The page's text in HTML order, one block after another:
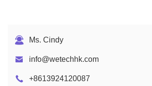
Ms. Cindy
info@wetechhk.com
+8613924120087